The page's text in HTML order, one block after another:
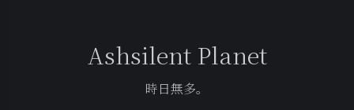
Ashsilent Planet
時日無多。